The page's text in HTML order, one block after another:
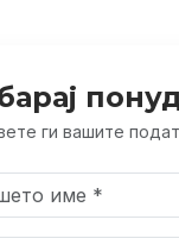
ги вашите